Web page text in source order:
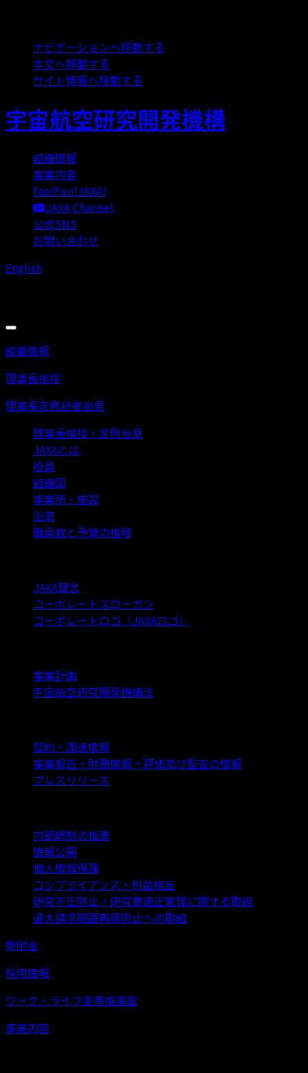
ナビゲーションへ移動する
本文へ移動する
サイト情報へ移動する
宇宙航空研究開発機構
組織情報
事業内容
Fan!Fun!JAXA!
JAXA Channel
公式SNS
お問い合わせ
English
組織情報
理事長挨拶
理事長定例記者会見
理事長挨拶・定例会見
JAXAとは
役員
組織図
事業所・施設
沿革
職員数と予算の推移
JAXA理念
コーポレートスローガン
コーポレートロゴ（JAXAロゴ）
事業計画
宇宙航空研究開発機構法
契約・調達情報
事業報告・財務情報・評価及び監査の情報
プレスリリース
内部統制の推進
情報公開
個人情報保護
コンプライアンス・利益相反
研究不正防止・研究費適正管理に関する取組
過大請求問題再発防止への取組
寄附金
採用情報
ワーク・ライフ変革推進室
事業内容